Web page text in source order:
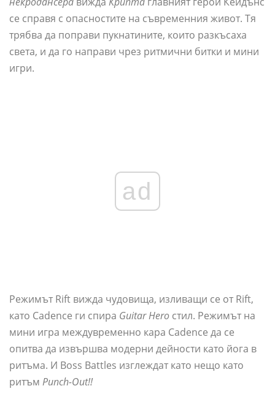
се справя с опасностите на съвременния живот. Тя
трябва да поправи пукнатините, които разкъсаха
света, и да го направи чрез ритмични битки и мини
игри.
ad
Режимът Rift вижда чудовища, изливащи се от Rift,
като Cadence ги спира Guitar Hero стил. Режимът на
мини игра междувременно кара Cadence да се
опитва да извършва модерни дейности като йога в
ритъма. И Boss Battles изглеждат като нещо като
ритъм Punch-Out!!